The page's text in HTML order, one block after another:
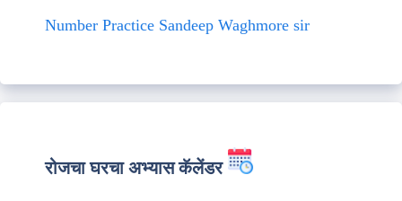
Number Practice Sandeep Waghmore sir
रोजचा घरचा अभ्यास कॅलेंडर